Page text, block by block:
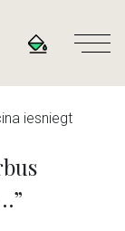
iesniegt